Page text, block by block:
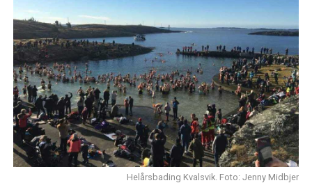
Helårsbading Kvalsvik. Foto: Jenny Midbjer